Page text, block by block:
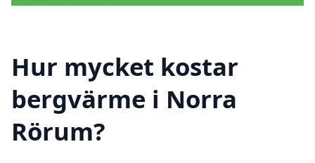
Hur mycket kostar
bergvärme i Norra
Rörum?